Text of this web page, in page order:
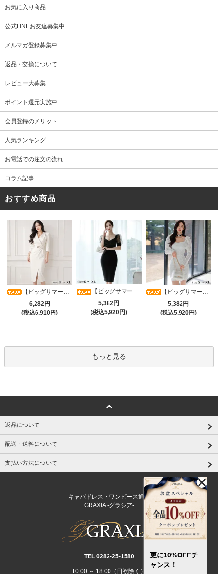
お気に入り商品
公式LINEお友達募集中
メルマガ登録募集中
返品・交換について
レビュー大募集
ポイント還元実施中
会員登録のメリット
人気ランキング
お電話での注文の流れ
コラム記事
おすすめ商品
【ビッグサマーセール対象品】アシメカシュクール7分袖ワンピース(キャバドレス・CABARETDRESS)
6,282円
(税込6,910円)
【ビッグサマーセール対象品】光沢シアースリーブが軽やかなカシュクールVネックドレープミディドレス(キャバドレス・CABARETDRESS)
5,382円
(税込5,920円)
【ビッグサマーセール対象品】ラグジュアリーオーナメントレースパフスリーブワンピース(キャバドレス・CABARETDRESS)
5,382円
(税込5,920円)
もっと見る
返品について
配送・送料について
支払い方法について
キャバドレス・ワンピース通販
GRAXIA -グラシア-
TEL 0282‐25‐1580
10:00 ～ 18:00（日祝除く）
更に10%OFFチ
ャンス！